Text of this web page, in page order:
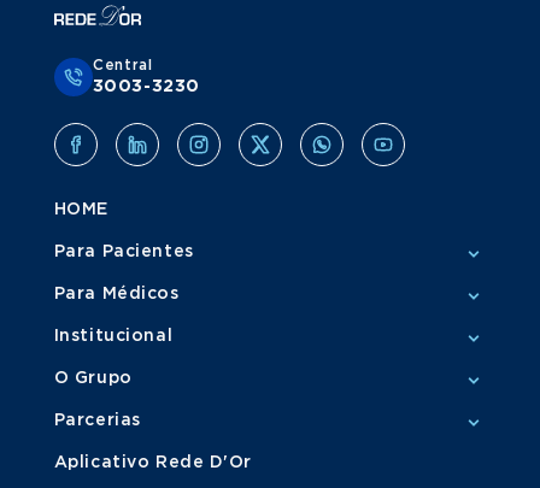
Central
3003-3230
HOME
Para Pacientes
Para Médicos
Institucional
O Grupo
Parcerias
Aplicativo Rede D'Or